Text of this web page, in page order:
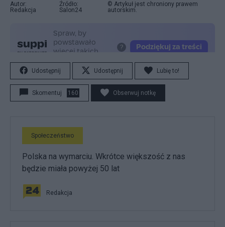
Autor:
Redakcja
Źródło:
Salon24
© Artykuł jest chroniony prawem
autorskim.
Udostępnij Udostępnij Lubię to!
Skomentuj 160 Obserwuj notkę
Społeczeństwo
Polska na wymarciu. Wkrótce większość z nas
będzie miała powyżej 50 lat
Redakcja